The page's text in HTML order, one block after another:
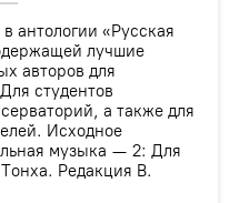
антологии «Русская
лучшие
авторов для
студентов
а также для
Исходное
музыка — 2: Для
Редакция В.